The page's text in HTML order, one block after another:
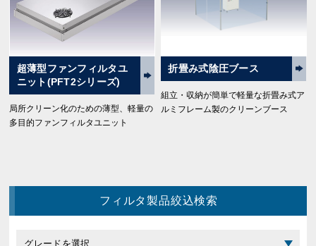
超薄型ファンフィルタユ
ニット(PFT2シリーズ)
局所クリーン化のための薄型、軽量の
多目的ファンフィルタユニット
折畳み式陰圧ブース
組立・収納が簡単で軽量な折畳み式ア
ルミフレーム製のクリーンブース
フィルタ製品絞込検索